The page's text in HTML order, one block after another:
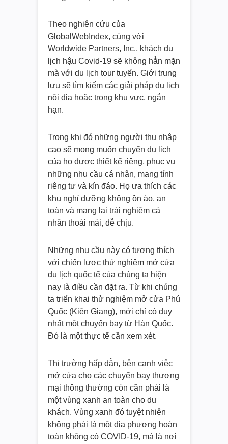
Theo nghiên cứu của
GlobalWebIndex, cùng với
Worldwide Partners, Inc., khách du
lịch hậu Covid-19 sẽ không hẳn mặn
mà với du lịch tour tuyến. Giới trung
lưu sẽ tìm kiếm các giải pháp du lịch
nội địa hoặc trong khu vực, ngắn
hạn.
Trong khi đó những người thu nhập
cao sẽ mong muốn chuyến du lịch
của họ được thiết kế riêng, phục vụ
những nhu cầu cá nhân, mang tính
riêng tư và kín đáo. Họ ưa thích các
khu nghỉ dưỡng không ồn ào, an
toàn và mang lại trải nghiệm cá
nhân thoải mái, dễ chịu.
Những nhu cầu này có tương thích
với chiến lược thử nghiệm mở cửa
du lịch quốc tế của chúng ta hiện
nay là điều cần đặt ra. Từ khi chúng
ta triển khai thử nghiệm mở cửa Phú
Quốc (Kiên Giang), mới chỉ có duy
nhất một chuyến bay từ Hàn Quốc.
Đó là một thực tế cần xem xét.
Thị trường hấp dẫn, bên cạnh việc
mở cửa cho các chuyến bay thương
mại thông thường còn cần phải là
một vùng xanh an toàn cho du
khách. Vùng xanh đó tuyệt nhiên
không phải là một địa phương hoàn
toàn không có COVID-19, mà là nơi